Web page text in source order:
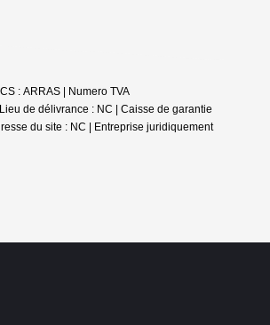
: ARRAS | Numero TVA
de délivrance : NC | Caisse de garantie
du site : NC | Entreprise juridiquement